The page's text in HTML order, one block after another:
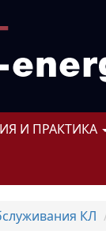
И ПРАКТИКА
КЛ